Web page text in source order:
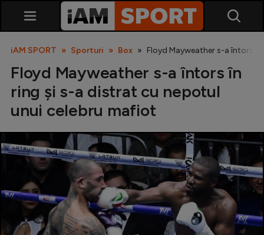
SuperLiga
Liga 2
Cupa României
Echipa Națională
iAM SPORT Sporturi Box Floyd Mayweather s-a întors
Floyd Mayweather s-a întors în
ring și s-a distrat cu nepotul
unui celebru mafiot